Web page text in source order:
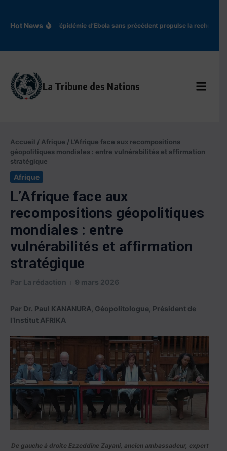
Hot News
En RDC, l’épidémie d’Ebola sans précédent propulse la recherche
La Tribune des Nations
Accueil / Afrique / L’Afrique face aux recompositions
géopolitiques mondiales : entre vulnérabilités et affirmation
stratégique
Afrique
L’Afrique face aux
recompositions géopolitiques
mondiales : entre
vulnérabilités et affirmation
stratégique
Par La rédaction 9 mars 2026
Par Dr. Paul KANANURA, Géopolitologue, Président de
l’Institut AFRIKA
De gauche à droite Ezzeddine Zayani, ancien ambassadeur, expert